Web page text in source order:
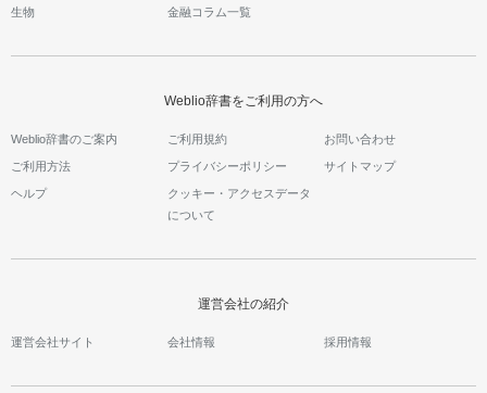
生物 金融コラム一覧
Weblio辞書をご利用の方へ
Weblio辞書のご案内 ご利用規約 お問い合わせ
ご利用方法 プライバシーポリシー サイトマップ
ヘルプ
クッキー・アクセスデータ
について
運営会社の紹介
運営会社サイト 会社情報 採用情報